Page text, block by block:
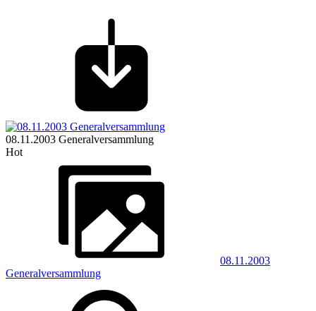
08.11.2003 Generalversammlung
Hot
08.11.2003
Generalversammlung